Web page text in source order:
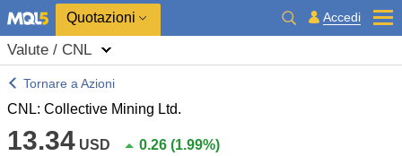
Quotazioni Accedi
Valute / CNL
Tornare a Azioni
CNL: Collective Mining Ltd.
13.34 USD 0.26 (1.99%)